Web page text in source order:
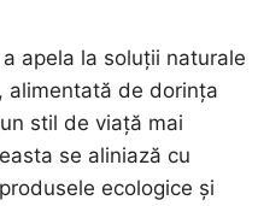
apela la soluții naturale
alimentată de dorința
stil de viață mai
se aliniază cu
ecologice și